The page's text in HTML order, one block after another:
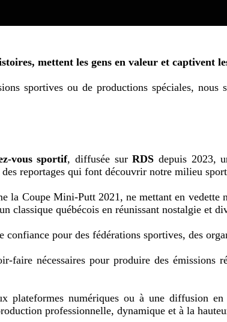
mettent les gens en valeur et captivent
sportives ou de productions spéciales, nous
vous sportif, diffusée surRDS depuis 2023,
reportages qui font découvrir notre milieu
la Coupe Mini-Putt 2021, ne mettant en
classique québécois en réunissant nostalgie et
pour des fédérations sportives, des
faire nécessaires pour produire des émissions
plateformes numériques ou à une diffusion
professionnelle, dynamique et à la